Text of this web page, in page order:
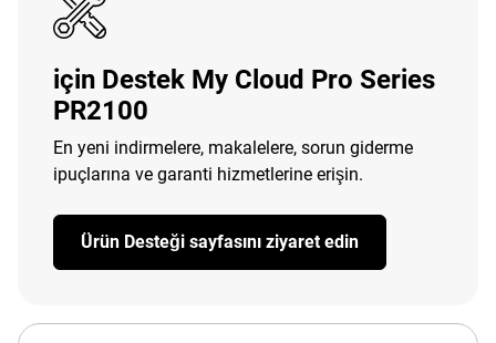
için Destek My Cloud Pro Series
PR2100
En yeni indirmelere, makalelere, sorun giderme
ipuçlarına ve garanti hizmetlerine erişin.
Ürün Desteği sayfasını ziyaret edin